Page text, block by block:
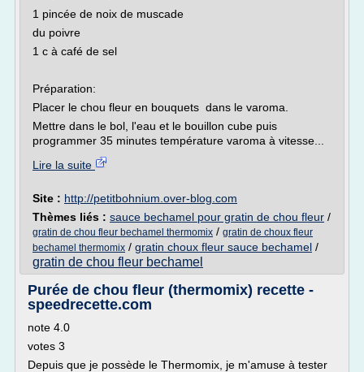
1 pincée de noix de muscade
du poivre
1 c à café de sel
Préparation:
Placer le chou fleur en bouquets dans le varoma.
Mettre dans le bol, l'eau et le bouillon cube puis
programmer 35 minutes température varoma à vitesse...
Lire la suite
Site : http://petitbohnium.over-blog.com
Thèmes liés : sauce bechamel pour gratin de chou fleur /
gratin de chou fleur bechamel thermomix / gratin de choux fleur
bechamel thermomix / gratin choux fleur sauce bechamel /
gratin de chou fleur bechamel
Purée de chou fleur (thermomix) recette -
speedrecette.com
note 4.0
votes 3
Depuis que je possède le Thermomix, je m'amuse à tester